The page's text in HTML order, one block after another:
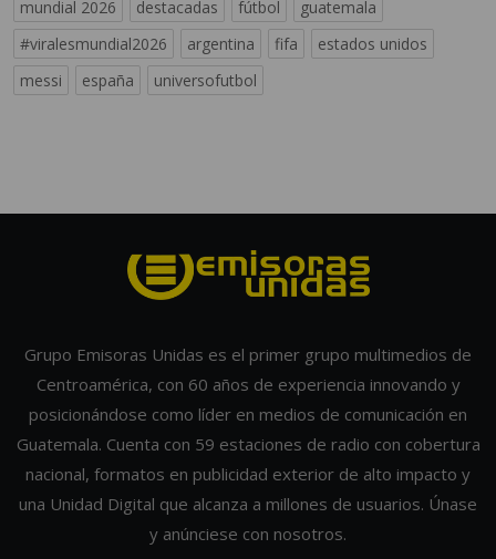
mundial 2026 destacadas fútbol
guatemala
#viralesmundial2026
argentina fifa
estados unidos
messi
españa universofutbol
Grupo Emisoras Unidas es el primer grupo multimedios de
Centroamérica, con 60 años de experiencia innovando y
posicionándose como líder en medios de comunicación en
Guatemala. Cuenta con 59 estaciones de radio con cobertura
nacional, formatos en publicidad exterior de alto impacto y
una Unidad Digital que alcanza a millones de usuarios. Únase
y anúnciese con nosotros.